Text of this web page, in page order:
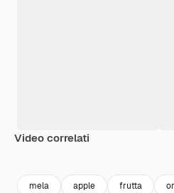
Video correlati
mela apple frutta